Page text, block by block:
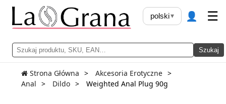
Szukaj
polski▾ 👤 ☰
Strona Główna
Akcesoria Erotyczne
Anal
Dildo Weighted Anal Plug 90g